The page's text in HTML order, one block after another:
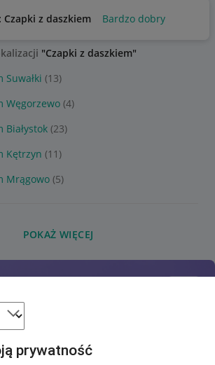
prywatność
z daszkiem Bardzo dobry
"Czapki z daszkiem"
Suwałki (13)
Węgorzewo (4)
Białystok (23)
Kętrzyn (11)
Mrągowo (5)
POKAŻ WIĘCEJ